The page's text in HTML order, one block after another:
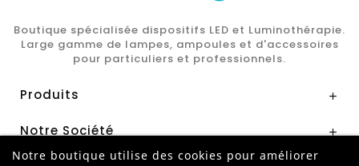
Boutique spécialisée dispositifs LED et Luminothérapie.
Large gamme de lampes, ampoules et d'accessoires
pour particuliers et professionnels.
Produits 
Notre Société 
Notre boutique utilise des cookies pour améliorer